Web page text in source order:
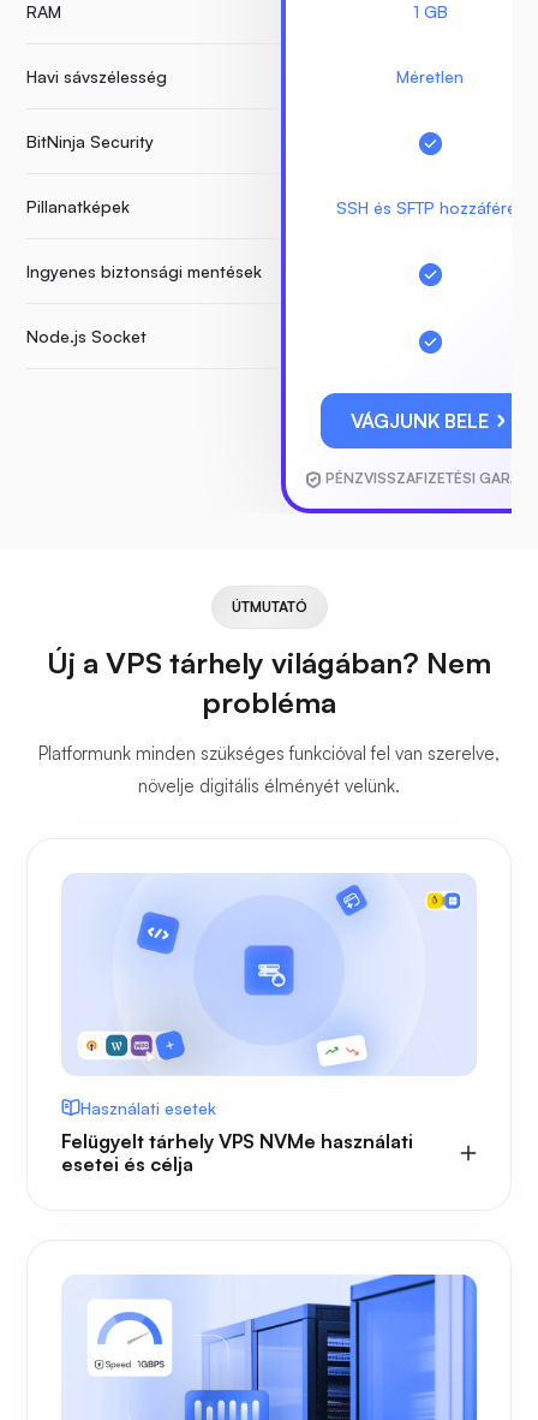
RAM
Havi sávszélesség
BitNinja Security
Pillanatképek
Ingyenes biztonsági mentések
Node.js Socket
1 GB
Méretlen
SSH és SFTP hozzáférés
VÁGJUNK BELE
PÉNZVISSZAFIZETÉSI
ÚTMUTATÓ
Új a VPS tárhely világában? Nem
probléma
Platformunk minden szükséges funkcióval fel van szerelve,
növelje digitális élményét velünk.
Használati esetek
Felügyelt tárhely VPS NVMe használati
esetei és célja